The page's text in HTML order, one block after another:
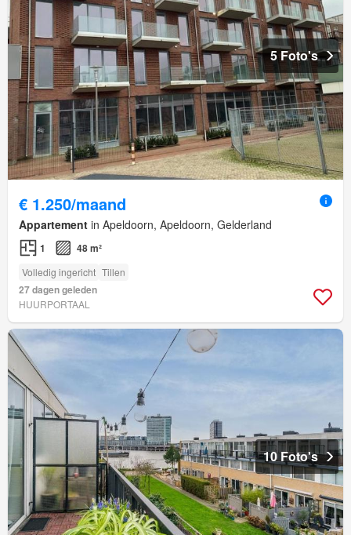
5 Foto's
€ 1.250/maand
Appartement in Apeldoorn, Apeldoorn, Gelderland
1 48 m²
Volledig ingericht Tillen
27 dagen geleden
HUURPORTAAL
10 Foto's